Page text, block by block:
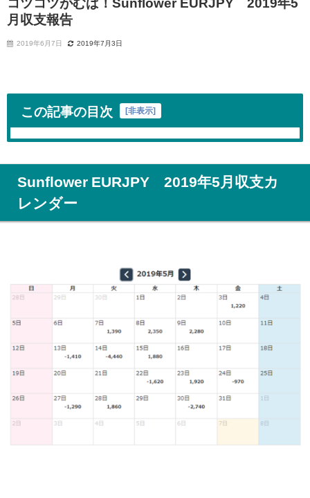
コツコツがむば！Sunflower EURJPY 2019年5
月収支報告
2019年6月7日 2019年7月3日
この記事の目次 [非表示]
Sunflower EURJPY 2019年5月収支カ
レンダー